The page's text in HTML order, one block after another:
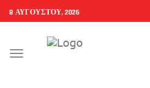
8 ΑΥΓΟΎΣΤΟΥ, 2026
Toggle